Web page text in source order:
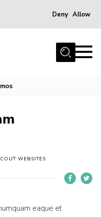
Deny Allow
WEBSITES
eaque et